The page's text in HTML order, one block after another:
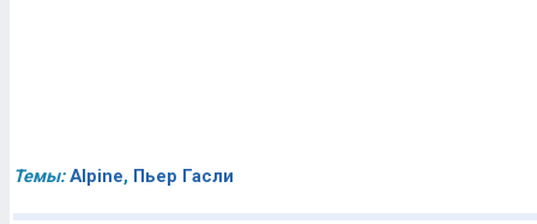
Темы: Alpine, Пьер Гасли